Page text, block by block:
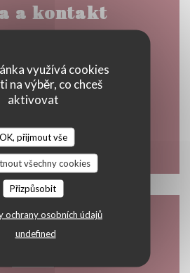
využívá cookies
na výběr, co chceš
aktivovat
OK, přijmout vše
všechny cookies
Přizpůsobit
ochrany osobních údajů
undefined
a kontakt
83700 Saint Raphaël
04 94 40 62 37
Facebook ((otevře se v novém
Instagram ((otevře se v
nás